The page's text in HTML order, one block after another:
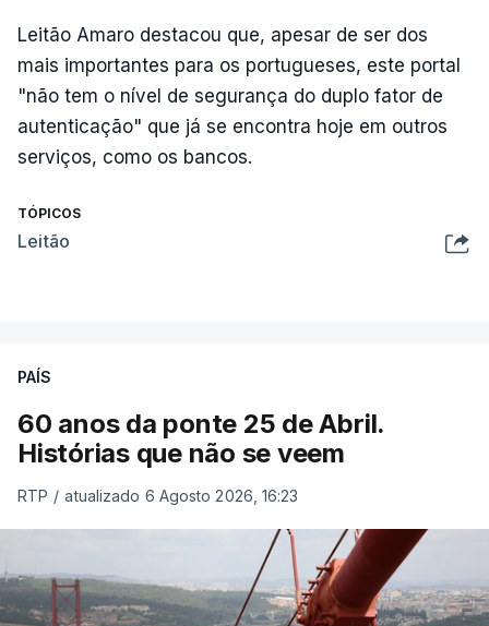
Leitão Amaro destacou que, apesar de ser dos
mais importantes para os portugueses, este portal
"não tem o nível de segurança do duplo fator de
autenticação" que já se encontra hoje em outros
serviços, como os bancos.
TÓPICOS
Leitão
PAÍS
60 anos da ponte 25 de Abril.
Histórias que não se veem
RTP / atualizado 6 Agosto 2026, 16:23